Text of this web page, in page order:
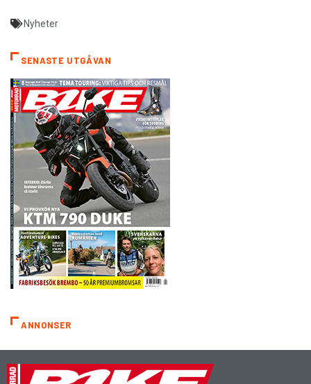
Nyheter
SENASTE UTGÅVAN
ANNONSER